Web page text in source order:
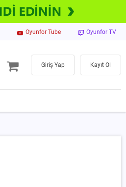
Oyunfor Tube Oyunfor TV
Giriş Yap Kayıt Ol